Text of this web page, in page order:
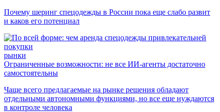
Почему шеринг спецодежды в России пока еще слабо развит
и каков его потенциал
рынки
Ограниченные возможности: не все ИИ-агенты достаточно
самостоятельны
Чаще всего предлагаемые на рынке решения обладают
отдельными автономными функциями, но все еще нуждаются
в контроле человека